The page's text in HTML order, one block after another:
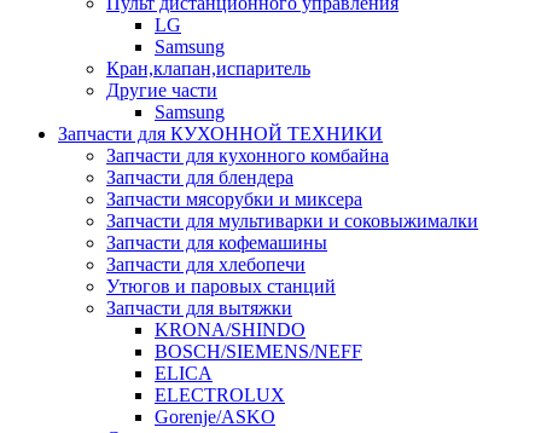
LG
Samsung
Кран,клапан,испаритель
Другие части
Samsung
Запчасти для КУХОННОЙ ТЕХНИКИ
Запчасти для кухонного комбайна
Запчасти для блендера
Запчасти мясорубки и миксера
Запчасти для мультиварки и соковыжималки
Запчасти для кофемашины
Запчасти для хлебопечи
Утюгов и паровых станций
Запчасти для вытяжки
KRONA/SHINDO
BOSCH/SIEMENS/NEFF
ELICA
ELECTROLUX
Gorenje/ASKO